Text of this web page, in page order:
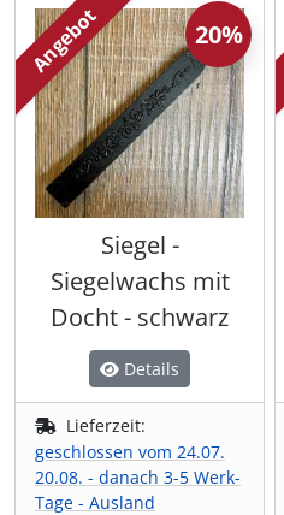
Angebot
Siegel -
Siegelwachs mit
Docht - schwarz
Details
Lieferzeit:
geschlossen vom 24.07.
20.08. - danach 3-5 Werk-
Tage - Ausland
20%